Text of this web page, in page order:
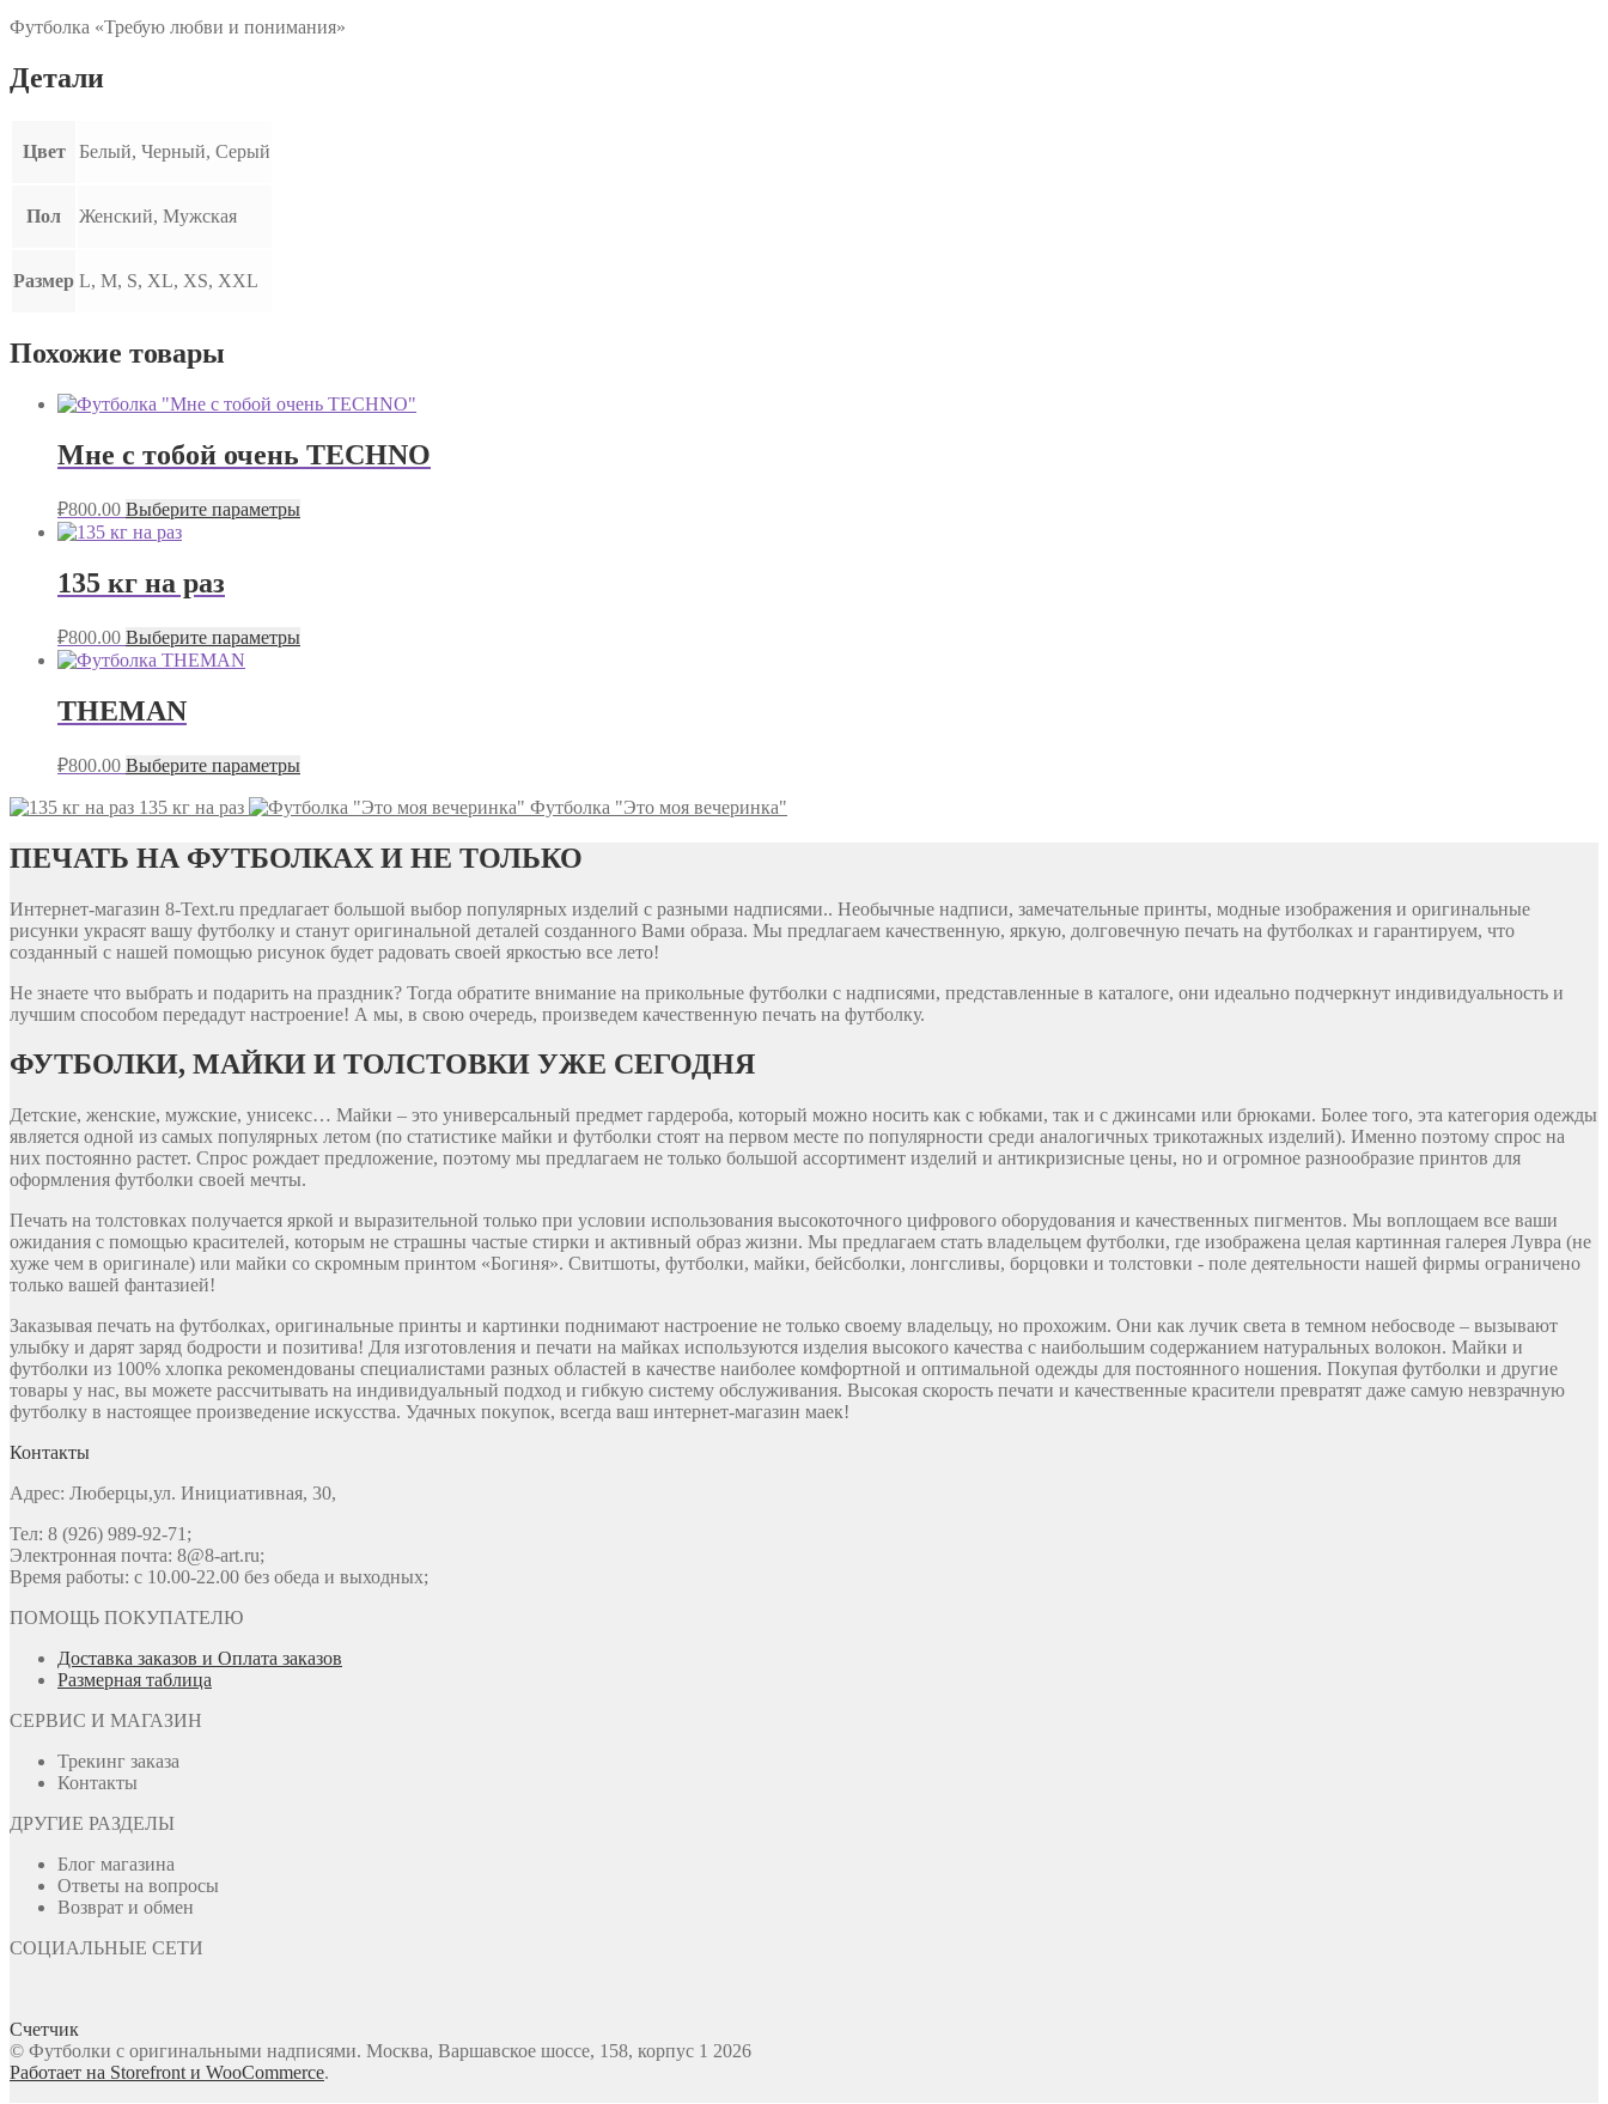
Футболка «Требую любви и понимания»
Детали
Цвет Белый, Черный, Серый
Пол Женский, Мужская
Размер L, M, S, XL, XS, XXL
Похожие товары
Мне с тобой очень TECHNO
₽800.00 Выберите параметры
135 кг на раз
₽800.00 Выберите параметры
THEMAN
₽800.00 Выберите параметры
135 кг на раз Футболка "Это моя вечеринка"
ПЕЧАТЬ НА ФУТБОЛКАХ И НЕ ТОЛЬКО
Интернет-магазин 8-Text.ru предлагает большой выбор популярных изделий с разными надписями.. Необычные надписи, замечательные принты, модные изображения и оригинальные
рисунки украсят вашу футболку и станут оригинальной деталей созданного Вами образа. Мы предлагаем качественную, яркую, долговечную печать на футболках и гарантируем, что
созданный с нашей помощью рисунок будет радовать своей яркостью все лето!
Не знаете что выбрать и подарить на праздник? Тогда обратите внимание на прикольные футболки с надписями, представленные в каталоге, они идеально подчеркнут индивидуальность и
лучшим способом передадут настроение! А мы, в свою очередь, произведем качественную печать на футболку.
ФУТБОЛКИ, МАЙКИ И ТОЛСТОВКИ УЖЕ СЕГОДНЯ
Детские, женские, мужские, унисекс… Майки – это универсальный предмет гардероба, который можно носить как с юбками, так и с джинсами или брюками. Более того, эта категория одежды
является одной из самых популярных летом (по статистике майки и футболки стоят на первом месте по популярности среди аналогичных трикотажных изделий). Именно поэтому спрос на
них постоянно растет. Спрос рождает предложение, поэтому мы предлагаем не только большой ассортимент изделий и антикризисные цены, но и огромное разнообразие принтов для
оформления футболки своей мечты.
Печать на толстовках получается яркой и выразительной только при условии использования высокоточного цифрового оборудования и качественных пигментов. Мы воплощаем все ваши
ожидания с помощью красителей, которым не страшны частые стирки и активный образ жизни. Мы предлагаем стать владельцем футболки, где изображена целая картинная галерея Лувра (не
хуже чем в оригинале) или майки со скромным принтом «Богиня». Свитшоты, футболки, майки, бейсболки, лонгсливы, борцовки и толстовки - поле деятельности нашей фирмы ограничено
только вашей фантазией!
Заказывая печать на футболках, оригинальные принты и картинки поднимают настроение не только своему владельцу, но прохожим. Они как лучик света в темном небосводе – вызывают
улыбку и дарят заряд бодрости и позитива! Для изготовления и печати на майках используются изделия высокого качества с наибольшим содержанием натуральных волокон. Майки и
футболки из 100% хлопка рекомендованы специалистами разных областей в качестве наиболее комфортной и оптимальной одежды для постоянного ношения. Покупая футболки и другие
товары у нас, вы можете рассчитывать на индивидуальный подход и гибкую систему обслуживания. Высокая скорость печати и качественные красители превратят даже самую невзрачную
футболку в настоящее произведение искусства. Удачных покупок, всегда ваш интернет-магазин маек!
Контакты
Адрес: Люберцы,ул. Инициативная, 30,
Тел: 8 (926) 989-92-71;
Электронная почта: 8@8-art.ru;
Время работы: с 10.00-22.00 без обеда и выходных;
ПОМОЩЬ ПОКУПАТЕЛЮ
Доставка заказов и Оплата заказов
Размерная таблица
СЕРВИС И МАГАЗИН
Трекинг заказа
Контакты
ДРУГИЕ РАЗДЕЛЫ
Блог магазина
Ответы на вопросы
Возврат и обмен
СОЦИАЛЬНЫЕ СЕТИ
Счетчик
© Футболки с оригинальными надписями. Москва, Варшавское шоссе, 158, корпус 1 2026
Работает на Storefront и WooCommerce.